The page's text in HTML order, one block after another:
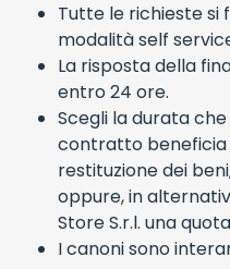
Tutte le richieste si
modalità self
La risposta della
entro 24 ore.
Scegli la durata
contratto beneficia
restituzione dei
oppure, in
Store S.r.l. una
I canoni sono